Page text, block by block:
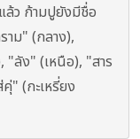
ล้ว ก้ามปูยังมีชื่อ
าม" (กลาง),
ลัง" (เหนือ), "สาร
" (กะเหรี่ยง